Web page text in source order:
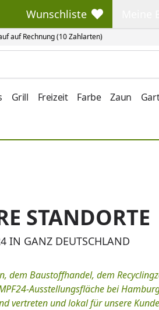
auf Rechnung (10 Zahlarten)
Wunschliste
Wunschliste
Grill Freizeit Farbe Zaun
STANDORTE
IN GANZ DEUTSCHLAND
dem Baustoffhandel, dem
Ausstellungsfläche bei
vertreten und lokal für unsere